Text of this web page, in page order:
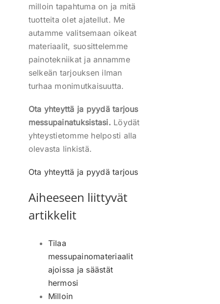
milloin tapahtuma on ja mitä
tuotteita olet ajatellut. Me
autamme valitsemaan oikeat
materiaalit, suosittelemme
painotekniikat ja annamme
selkeän tarjouksen ilman
turhaa monimutkaisuutta.
Ota yhteyttä ja pyydä tarjous
messupainatuksistasi. Löydät
yhteystietomme helposti alla
olevasta linkistä.
Ota yhteyttä ja pyydä tarjous
Aiheeseen liittyvät
artikkelit
Tilaa
messupainomateriaalit
ajoissa ja säästät
hermosi
Milloin